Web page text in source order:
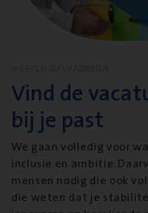
Vind de
bij je past
We gaan volledig voor
inclusie en ambitie.
mensen nodig die ook
die weten dat je